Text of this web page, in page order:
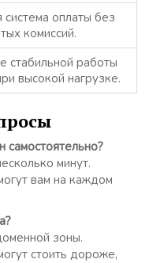
оплаты без
комиссий.
стабильной работы
высокой нагрузке.
самостоятельно?
минут.
вам на каждом
зоны.
стоить дороже,